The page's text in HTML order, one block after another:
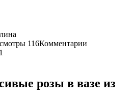
116Комментарии
розы в вазе из